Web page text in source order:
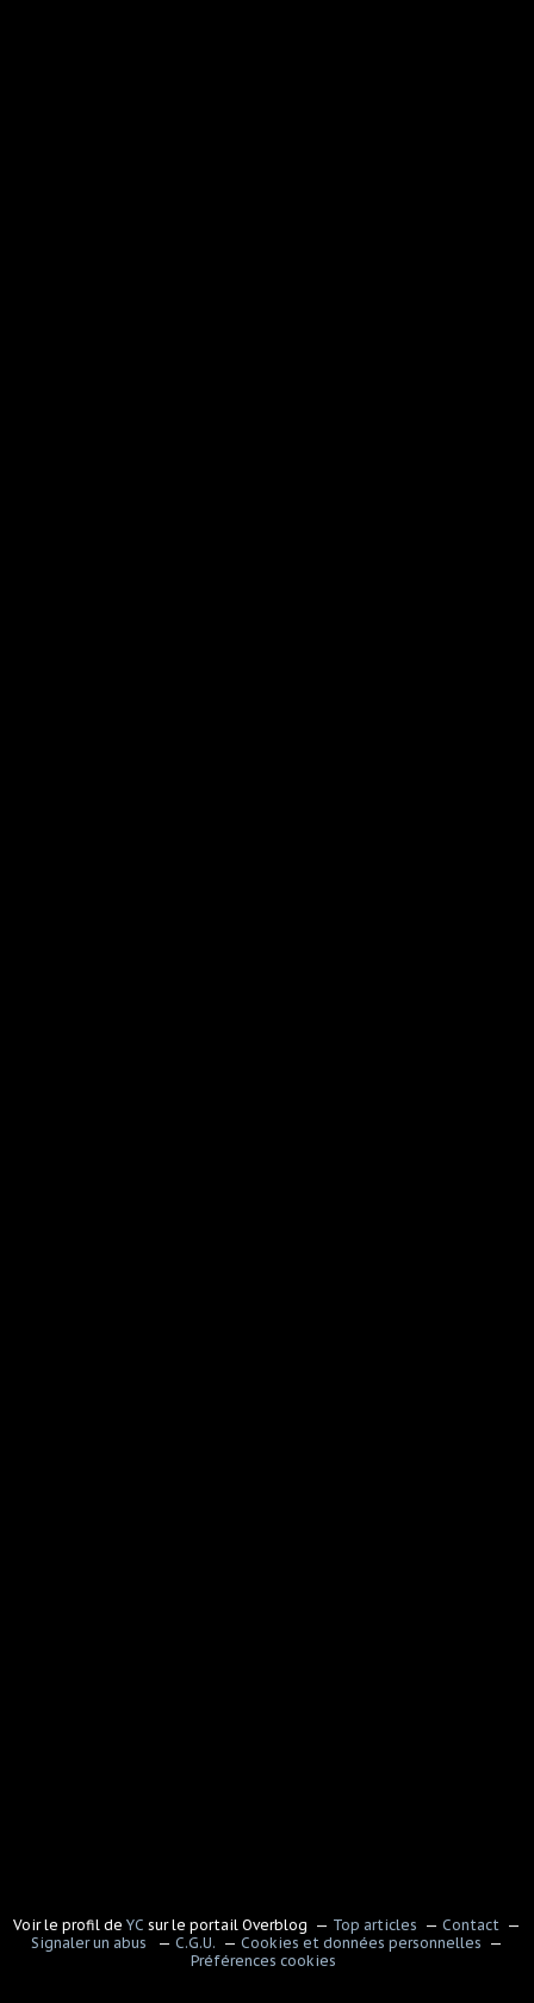
Voir le profil de YC sur le portail Overblog Top articles
Contact
Signaler un abus
C.G.U.
Cookies et données personnelles
Préférences cookies